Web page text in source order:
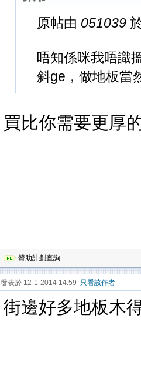
原帖由 051039
唔知係咪我唔識
斜ge，做地板當
買比你需要更厚
贊助計劃查詢
發表於 12-1-2014 14:59 只看該作者
街邊好多地板木